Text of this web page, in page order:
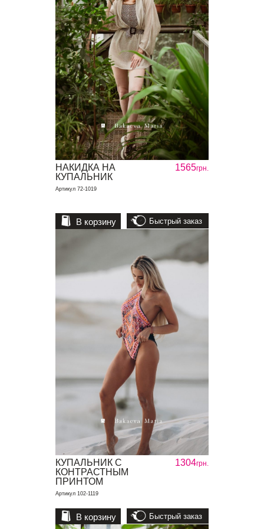
1565грн.
НАКИДКА НА
КУПАЛЬНИК
Артикул 72-1019
В корзину Быстрый заказ
1304грн.
КУПАЛЬНИК С
КОНТРАСТНЫМ
ПРИНТОМ
Артикул 102-1119
В корзину Быстрый заказ